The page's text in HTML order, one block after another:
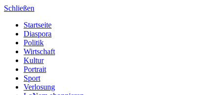
Schließen
Startseite
Diaspora
Politik
Wirtschaft
Kultur
Portrait
Sport
Verlosung